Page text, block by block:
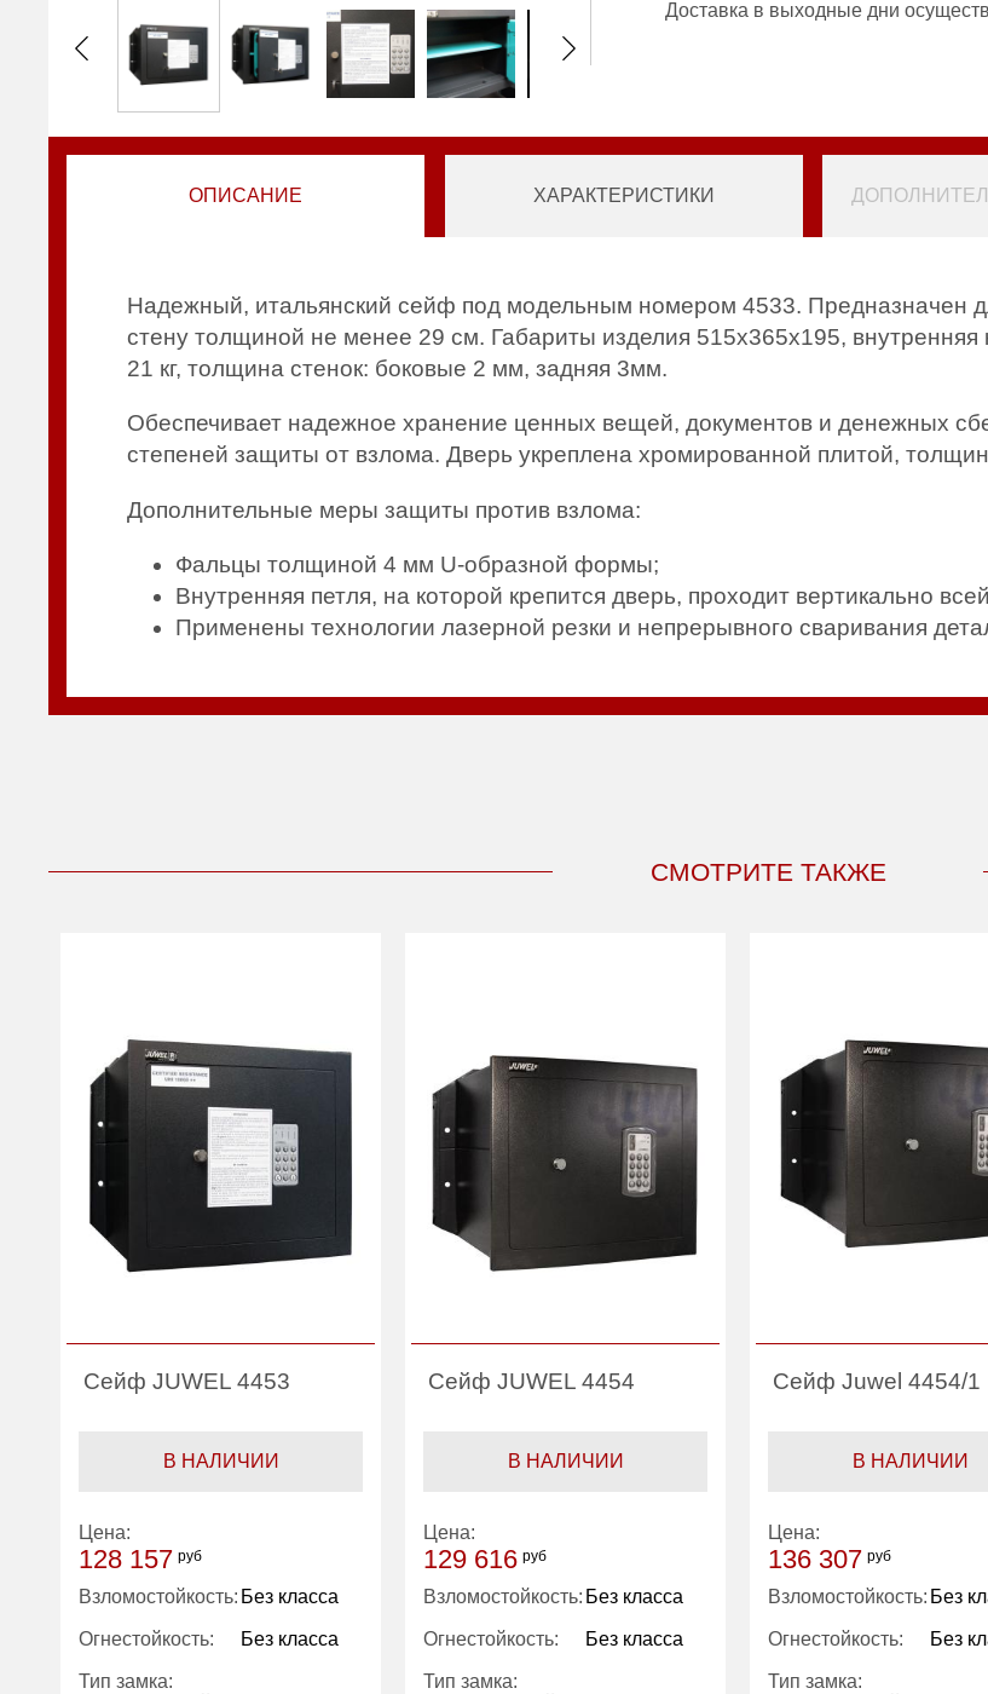
Доставка в выходные дни
ОПИСАНИЕ ХАРАКТЕРИСТИКИ
Надежный, итальянский сейф под модельным номером 4533. Предназначен
стену толщиной не менее 29 см. Габариты изделия 515х365х195,
21 кг, толщина стенок: боковые 2 мм, задняя 3мм.
Обеспечивает надежное хранение ценных вещей, документов и денежных
степеней защиты от взлома. Дверь укреплена хромированной плитой,
Дополнительные меры защиты против взлома:
Фальцы толщиной 4 мм U-образной формы;
Внутренняя петля, на которой крепится дверь, проходит вертикально
Применены технологии лазерной резки и непрерывного сваривания
СМОТРИТЕ ТАКЖЕ
Сейф JUWEL 4453
В НАЛИЧИИ
Цена:
128 157 руб
Взломостойкость: Без класса
Огнестойкость: Без класса
Тип замка:
Сейф JUWEL 4454
В НАЛИЧИИ
Цена:
129 616 руб
Взломостойкость: Без класса
Огнестойкость: Без класса
Тип замка:
Сейф Juwel 4454/1
В НАЛИЧИИ
Цена:
136 307 руб
Взломостойкость: Без
Огнестойкость: Без
Тип замка: